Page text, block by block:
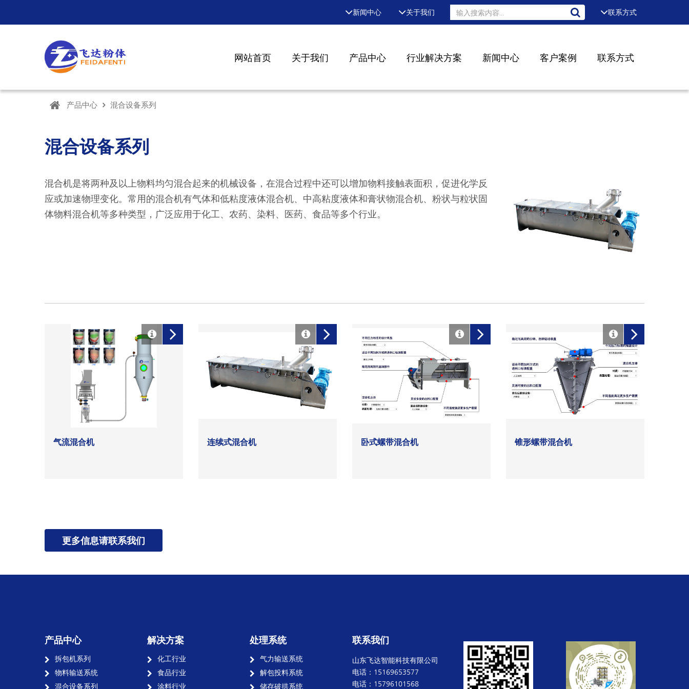
新闻中心 关于我们 联系方式
网站首页 关于我们 产品中心 行业解决方案 新闻中心 客户案例 联系方式
产品中心 混合设备系列
混合设备系列
混合机是将两种及以上物料均匀混合起来的机械设备，在混合过程中还可以增加物料接触表面积，促进化学反
应或加速物理变化。常用的混合机有气体和低粘度液体混合机、中高粘度液体和膏状物混合机、粉状与粒状固
体物料混合机等多种类型，广泛应用于化工、农药、染料、医药、食品等多个行业。
气流混合机 连续式混合机 卧式螺带混合机 锥形螺带混合机
更多信息请联系我们
产品中心
拆包机系列
物料输送系统
混合设备系列
解决方案
化工行业
食品行业
涂料行业
处理系统
气力输送系统
解包投料系统
储存破拱系统
联系我们
山东飞达智能科技有限公司
电话：15169653577
电话：15796101568